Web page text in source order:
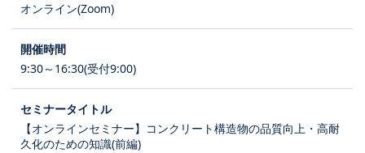
オンライン(Zoom)
9:30～16:30(受付9:00)
【オンラインセミナー】コンクリート構造物の品質向上・高耐
久化のための知識(前編)